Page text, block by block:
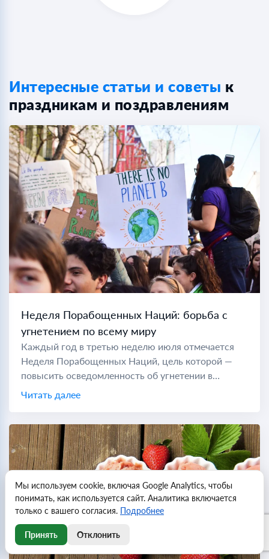
Интересные статьи и советы к
праздникам и поздравлениям
Неделя Порабощенных Наций: борьба с
угнетением по всему миру
Каждый год в третью неделю июля отмечается
Неделя Порабощенных Наций, цель которой —
повысить осведомленность об угнетении в
коммунистических странах по всему миру. Во
время холодной войны "порабощенной нацией"
Читать далее
Мы используем cookie, включая Google Analytics, чтобы
понимать, как используется сайт. Аналитика включается
только с вашего согласия. Подробнее
Принять Отклонить